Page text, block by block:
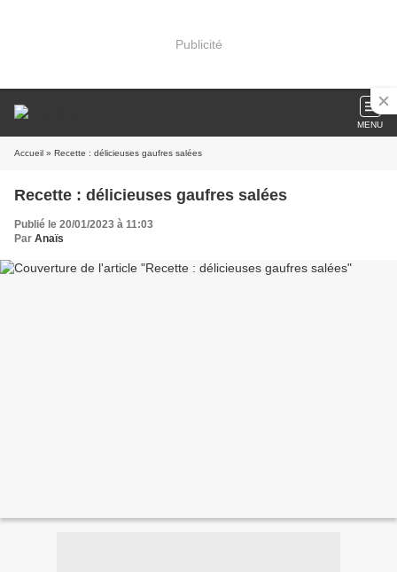
Publicité
MENU
Accueil » Recette : délicieuses gaufres salées
Recette : délicieuses gaufres salées
Publié le 20/01/2023 à 11:03
Par Anaïs